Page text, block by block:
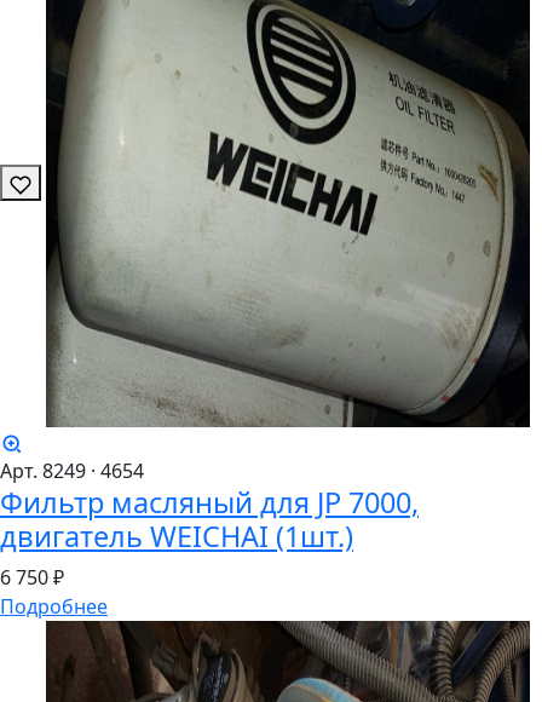
Арт. 8249 · 4654
Фильтр масляный для JP 7000,
двигатель WEICHAI (1шт.)
6750 ₽
Подробнее